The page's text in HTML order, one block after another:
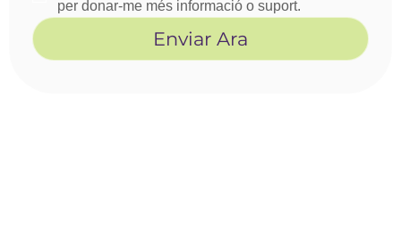
per donar-me més informació o suport.
Enviar Ara